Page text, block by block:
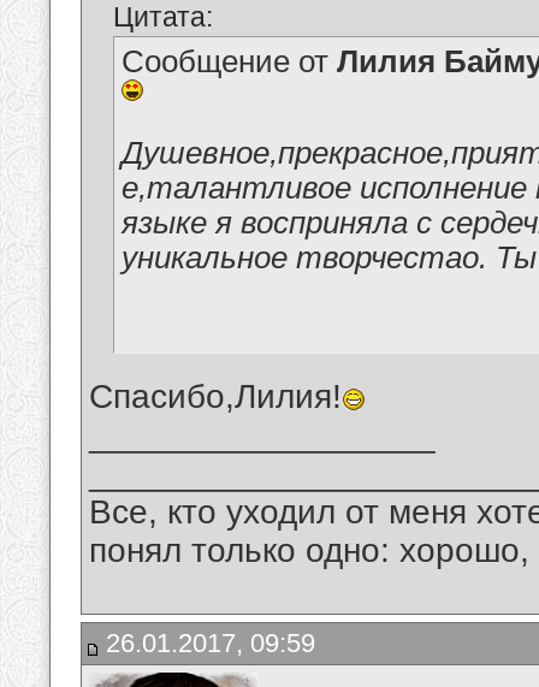
Цитата:
Сообщение от Лилия
е,талантливое исполнение
языке я восприняла с
уникальное творчестао.
Спасибо,Лилия!
Все, кто уходил от меня
понял только одно:
26.01.2017, 09:59